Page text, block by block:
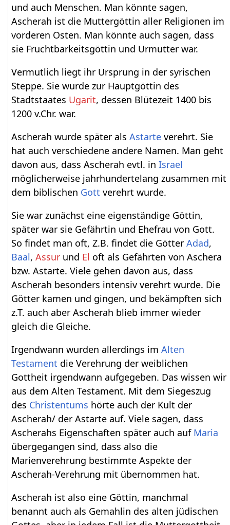
und auch Menschen. Man könnte sagen,
Ascherah ist die Muttergöttin aller Religionen im
vorderen Osten. Man könnte auch sagen, dass
sie Fruchtbarkeitsgöttin und Urmutter war.
Vermutlich liegt ihr Ursprung in der syrischen
Steppe. Sie wurde zur Hauptgöttin des
Stadtstaates Ugarit, dessen Blütezeit 1400 bis
1200 v.Chr. war.
Ascherah wurde später alsAstarte verehrt. Sie
hat auch verschiedene andere Namen. Man geht
davon aus, dass Ascherah evtl. inIsrael
möglicherweise jahrhundertelang zusammen mit
dem biblischen Gott verehrt wurde.
Sie war zunächst eine eigenständige Göttin,
später war sie Gefährtin und Ehefrau von Gott.
So findet man oft, Z.B. findet die GötterAdad,
Baal,Assur und El oft als Gefährten von Aschera
bzw. Astarte. Viele gehen davon aus, dass
Ascherah besonders intensiv verehrt wurde. Die
Götter kamen und gingen, und bekämpften sich
z.T. auch aber Ascherah blieb immer wieder
gleich die Gleiche.
Irgendwann wurden allerdings imAlten
Testament die Verehrung der weiblichen
Gottheit irgendwann aufgegeben. Das wissen wir
aus dem Alten Testament. Mit dem Siegeszug
des Christentums hörte auch der Kult der
Ascherah/ der Astarte auf. Viele sagen, dass
Ascherahs Eigenschaften später auch auf Maria
übergegangen sind, dass also die
Marienverehrung bestimmte Aspekte der
Ascherah-Verehrung mit übernommen hat.
Ascherah ist also eine Göttin, manchmal
benannt auch als Gemahlin des alten jüdischen